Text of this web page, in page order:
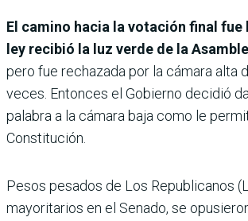
El camino hacia la votación final fue
ley recibió la luz verde de la
pero fue rechazada por la cámara alta
veces. Entonces el Gobierno decidió
palabra a la cámara baja como le
Constitución.
Pesos pesados de Los Republicanos
mayoritarios en el Senado, se